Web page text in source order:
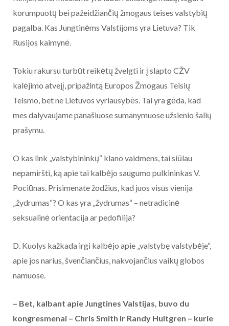
korumpuotų bei pažeidžiančių žmogaus teises valstybių
pagalba. Kas Jungtinėms Valstijoms yra Lietuva? Tik
Rusijos kaimynė.
Tokiu rakursu turbūt reikėtų žvelgti ir į slapto CŽV
kalėjimo atvejį, pripažintą Europos Žmogaus Teisių
Teismo, bet ne Lietuvos vyriausybės. Tai yra gėda, kad
mes dalyvaujame panašiuose sumanymuose užsienio šalių
prašymu.
O kas link „valstybininkų“ klano vaidmens, tai siūlau
nepamiršti, ką apie tai kalbėjo saugumo pulkininkas V.
Pociūnas. Prisimenate žodžius, kad juos visus vienija
„žydrumas“? O kas yra „žydrumas“ – netradicinė
seksualinė orientacija ar pedofilija?
D. Kuolys kažkada irgi kalbėjo apie „valstybę valstybėje“,
apie jos narius, švenčiančius, nakvojančius vaikų globos
namuose.
– Bet, kalbant apie Jungtines Valstijas, buvo du
kongresmenai – Chris Smith ir Randy Hultgren – kurie